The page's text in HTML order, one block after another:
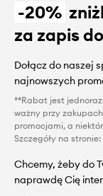
-20%
za zapis
Dołącz do naszej
najnowszych
**Rabat jest
ważny przy
promocjami, a
Szczegóły na stronie:
Chcemy, żeby do
naprawdę Cię